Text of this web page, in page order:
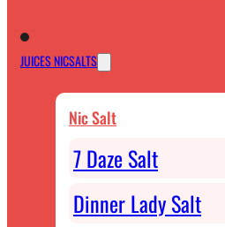
JUICES NICSALTS
Nic Salt
7 Daze Salt
Dinner Lady Salt